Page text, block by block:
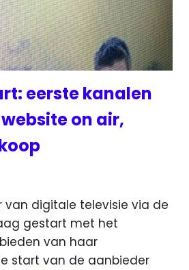
eerste kanalen
on air,
van digitale televisie via de
gestart met het
van haar
start van de aanbieder